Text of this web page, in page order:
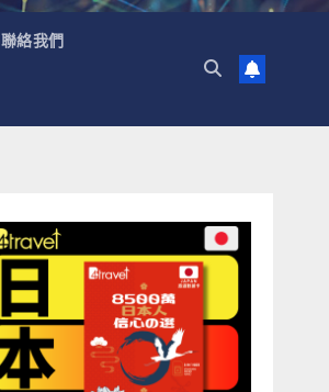
聯絡我們